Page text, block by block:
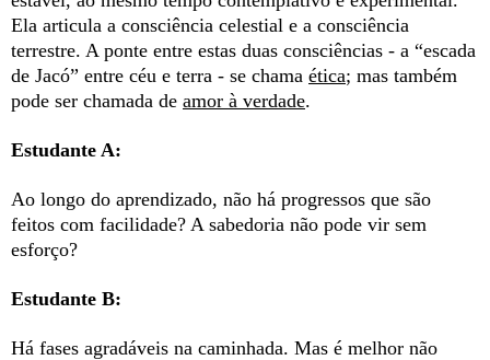
Ela articula a consciência celestial e a consciência
terrestre. A ponte entre estas duas consciências - a “escada
de Jacó” entre céu e terra - se chama ética; mas também
pode ser chamada de amor à verdade.
Estudante A:
Ao longo do aprendizado, não há progressos que são
feitos com facilidade? A sabedoria não pode vir sem
esforço?
Estudante B:
Há fases agradáveis na caminhada. Mas é melhor não